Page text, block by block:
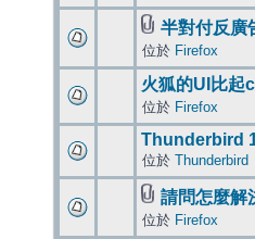
半對付反廣
位於 Firefox
火狐的UI比起
位於 Firefox
Thunderbird
位於 Thunderbird
請問怎麼解
位於 Firefox